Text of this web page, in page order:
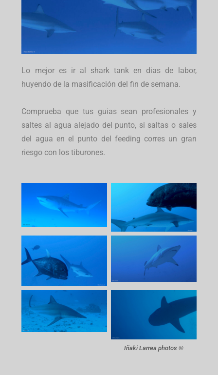
Lo mejor es ir al shark tank en dias de labor,
huyendo de la masificación del fin de semana.
Comprueba que tus guias sean profesionales y
saltes al agua alejado del punto, si saltas o sales
del agua en el punto del feeding corres un gran
riesgo con los tiburones.
Iñaki Larrea photos ©